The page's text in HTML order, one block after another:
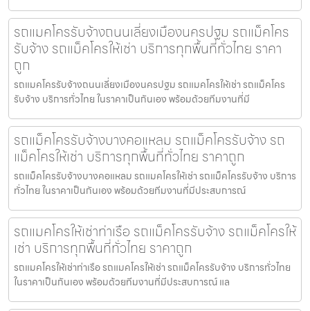
รถแมคโครรับจ้างถนนเลี่ยงเมืองนครปฐม รถแม็คโคร
รับจ้าง รถแม็คโครให้เช่า บริการทุกพื้นที่ทั่วไทย ราคา
ถูก
รถแมคโครรับจ้างถนนเลี่ยงเมืองนครปฐม รถแมคโครให้เช่า รถแม็คโคร
รับจ้าง บริการทั่วไทย ในราคาเป็นกันเอง พร้อมด้วยทีมงานที่มี
รถแม็คโครรับจ้างบางคอแหลม รถแม็คโครรับจ้าง รถ
แม็คโครให้เช่า บริการทุกพื้นที่ทั่วไทย ราคาถูก
รถแม็คโครรับจ้างบางคอแหลม รถแมคโครให้เช่า รถแม็คโครรับจ้าง บริการ
ทั่วไทย ในราคาเป็นกันเอง พร้อมด้วยทีมงานที่มีประสบการณ์
รถแมคโครให้เช่าท่าเรือ รถแม็คโครรับจ้าง รถแม็คโครให้
เช่า บริการทุกพื้นที่ทั่วไทย ราคาถูก
รถแมคโครให้เช่าท่าเรือ รถแมคโครให้เช่า รถแม็คโครรับจ้าง บริการทั่วไทย
ในราคาเป็นกันเอง พร้อมด้วยทีมงานที่มีประสบการณ์ แล